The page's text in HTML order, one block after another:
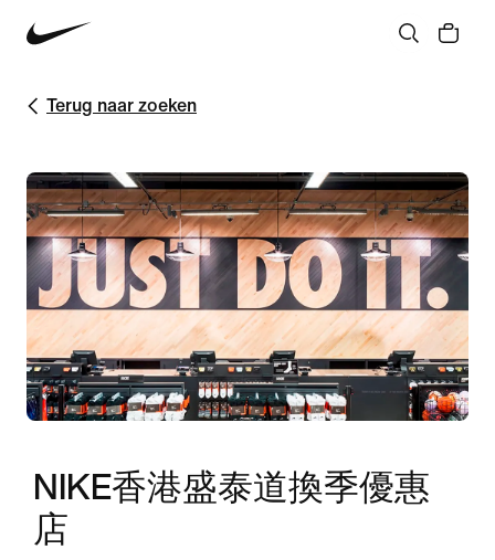
Terug naar zoeken
NIKE香港盛泰道換季優惠
店